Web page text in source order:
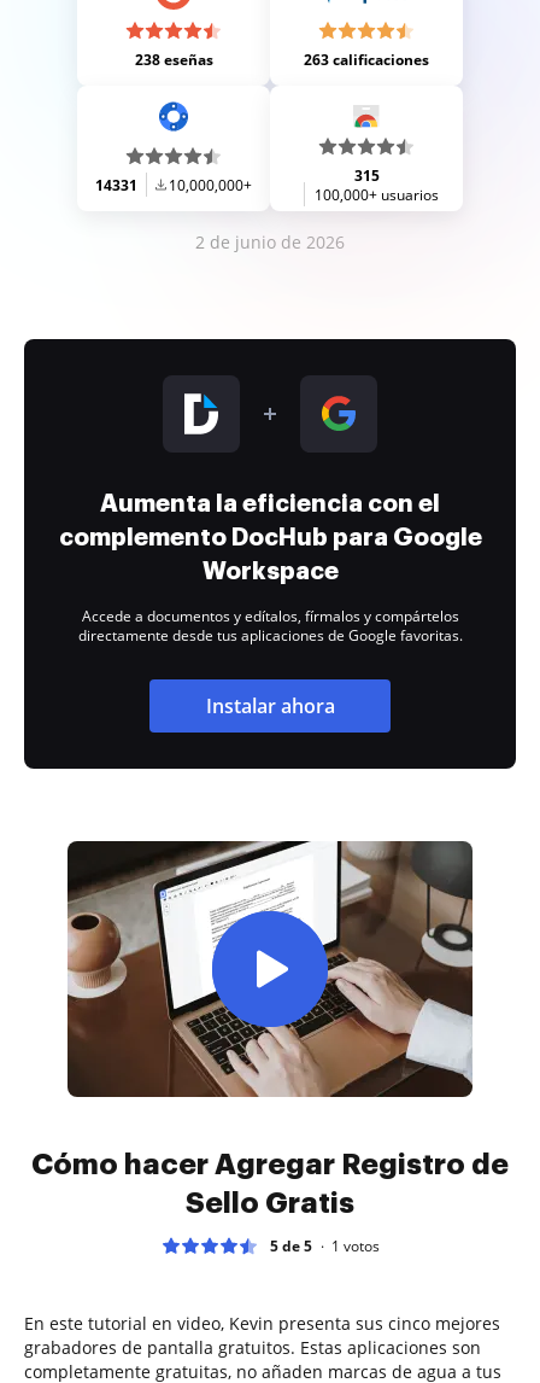
238 eseñas 263 calificaciones
14331 10,000,000+
315
100,000+ usuarios
2 de junio de 2026
Aumenta la eficiencia con el
complemento DocHub para Google
Workspace
Accede a documentos y edítalos, fírmalos y compártelos
directamente desde tus aplicaciones de Google favoritas.
Instalar ahora
Cómo hacer Agregar Registro de
Sello Gratis
5 de 5 1 votos
En este tutorial en video, Kevin presenta sus cinco mejores
grabadores de pantalla gratuitos. Estas aplicaciones son
completamente gratuitas, no añaden marcas de agua a tus